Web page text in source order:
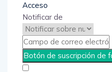
Acceso
Notificar de